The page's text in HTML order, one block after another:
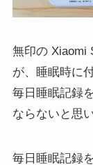
無印の Xiaomi
が、睡眠時に
毎日睡眠記録
ならないと思
毎日睡眠記録